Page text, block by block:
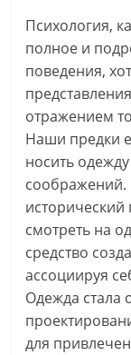
Психология,
полное и
поведения,
отражением
Наши предки
носить
исторический
смотреть на
средство
ассоциируя
Одежда
для